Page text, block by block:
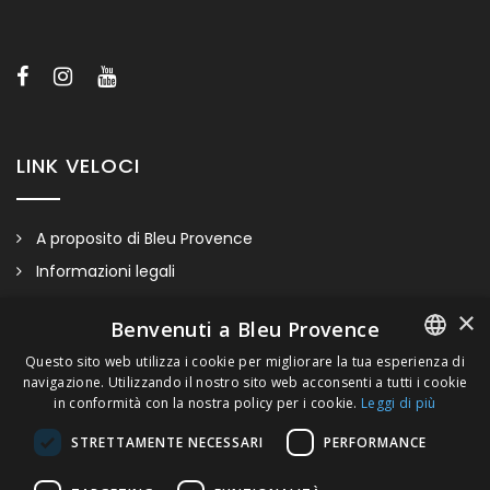
LINK VELOCI
A proposito di Bleu Provence
Informazioni legali
Visitate il nostro Showroom
FRENCH
×
Benvenuti a Bleu Provence
Questo sito web utilizza i cookie per migliorare la tua esperienza di
navigazione. Utilizzando il nostro sito web acconsenti a tutti i cookie
in conformità con la nostra policy per i cookie. Leggi di più
STRETTAMENTE NECESSARI PERFORMANCE